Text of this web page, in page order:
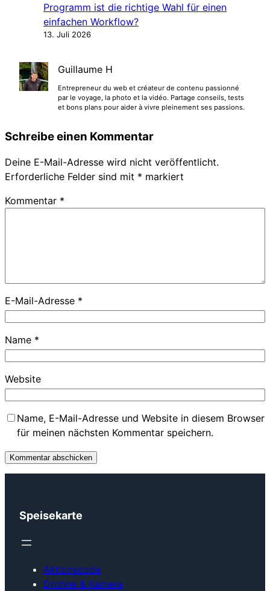
Programm ist die richtige Wahl für einen
einfachen Workflow?
13. Juli 2026
Guillaume H
Entrepreneur du web et créateur de contenu passionné
par le voyage, la photo et la vidéo. Partage conseils, tests
et bons plans pour aider à vivre pleinement ses passions.
Schreibe einen Kommentar
Deine E-Mail-Adresse wird nicht veröffentlicht.
Erforderliche Felder sind mit * markiert
Kommentar *
E-Mail-Adresse *
Name *
Website
Name, E-Mail-Adresse und Website in diesem Browser
für meinen nächsten Kommentar speichern.
Speisekarte
Aktionscode
Drohne & Kamera